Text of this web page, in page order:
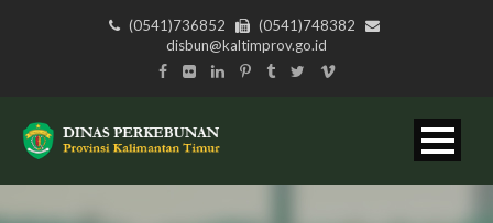
(0541)736852
(0541)748382
disbun@kaltimprov.go.id